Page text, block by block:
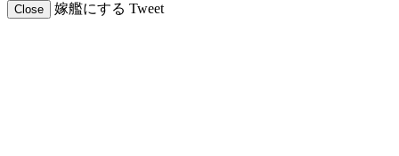
Close 嫁艦にする Tweet